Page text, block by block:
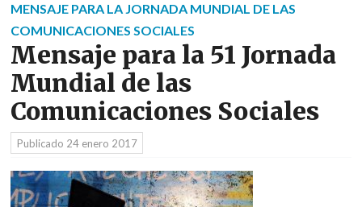
MENSAJE PARA LA JORNADA MUNDIAL DE LAS
COMUNICACIONES SOCIALES
Mensaje para la 51 Jornada
Mundial de las
Comunicaciones Sociales
Publicado 24 enero 2017